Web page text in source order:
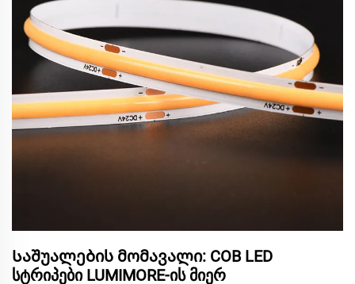
Საშუალების მომავალი: COB LED
სტრიპები LUMIMORE-ის მიერ